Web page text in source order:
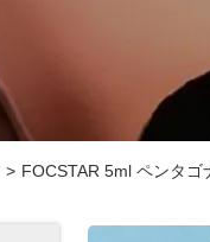
> FOCSTAR 5ml ペンタゴ